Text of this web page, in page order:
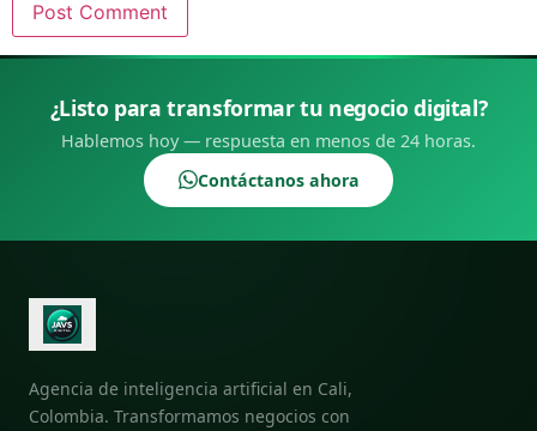
¿Listo para transformar tu negocio digital?
Hablemos hoy — respuesta en menos de 24 horas.
Contáctanos ahora
Agencia de inteligencia artificial en Cali,
Colombia. Transformamos negocios con